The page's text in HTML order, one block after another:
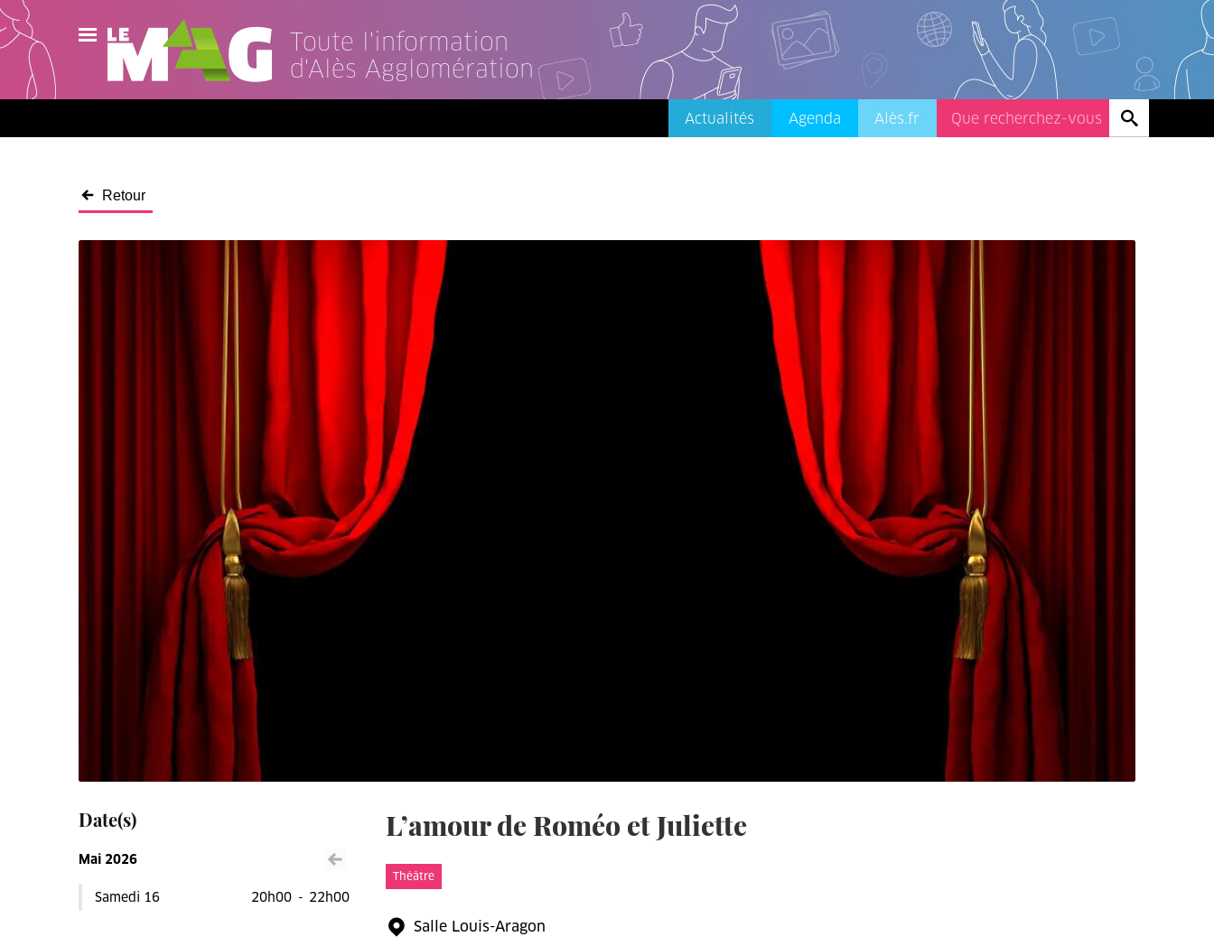
Toute l'information
d'Alès Agglomération
Actualités
Agenda
Actualités Agenda Alès.fr
Retour
Date(s)
Voir le mois précédent
Mai 2026
Samedi 16 20h00 - 22h00
L’amour de Roméo et Juliette
Théâtre
Salle Louis-Aragon